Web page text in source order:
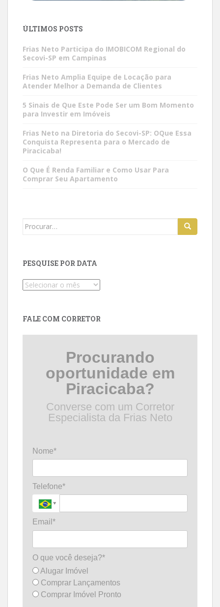
ÚLTIMOS POSTS
Frias Neto Participa do IMOBICOM Regional do
Secovi-SP em Campinas
Frias Neto Amplia Equipe de Locação para
Atender Melhor a Demanda de Clientes
5 Sinais de Que Este Pode Ser um Bom Momento
para Investir em Imóveis
Frias Neto na Diretoria do Secovi-SP: OQue Essa
Conquista Representa para o Mercado de
Piracicaba!
O Que É Renda Familiar e Como Usar Para
Comprar Seu Apartamento
Search
PESQUISE POR DATA
Pesquise
FALE COM CORRETOR
Procurando
oportunidade em
Piracicaba?
Converse com um Corretor
Especialista da Frias Neto
Nome*
Telefone*
Email*
O que você deseja?*
Alugar Imóvel
Comprar Lançamentos
Comprar Imóvel Pronto